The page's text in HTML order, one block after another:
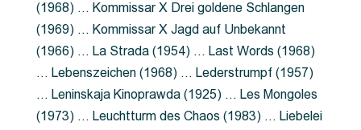
(1968) … Kommissar X Drei goldene Schlangen
(1969) … Kommissar X Jagd auf Unbekannt
(1966) … La Strada (1954) … Last Words (1968)
… Lebenszeichen (1968) … Lederstrumpf (1957)
… Leninskaja Kinoprawda (1925) … Les Mongoles
(1973) … Leuchtturm des Chaos (1983) … Liebelei